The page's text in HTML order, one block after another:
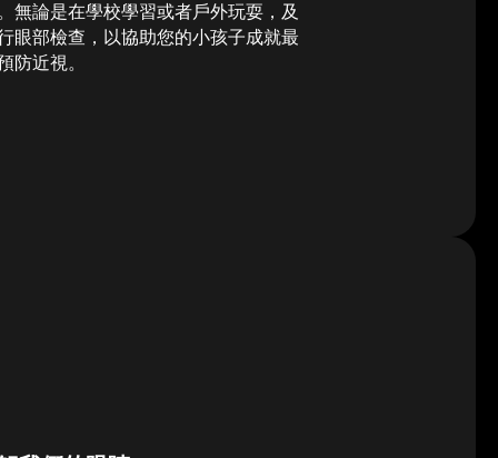
無論是在學校學習或者戶外玩耍，及
眼部檢查，以協助您的小孩子成就最
防近視。